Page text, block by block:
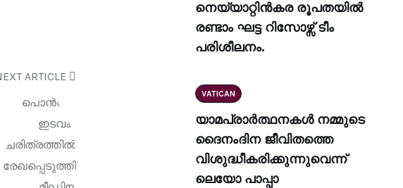
ARTICLE
നെയ്യാറ്റിൻകര രൂപതയിൽ
രണ്ടാം ഘട്ട റിസോഴ്സ് ടീം
പരിശീലനം.
VATICAN
യാമപ്രാർത്ഥനകൾ നമ്മുടെ
ദൈനംദിന ജീവിതത്തെ
വിശുദ്ധീകരിക്കുന്നുവെന്ന്
ലെയോ പാപ്പാ